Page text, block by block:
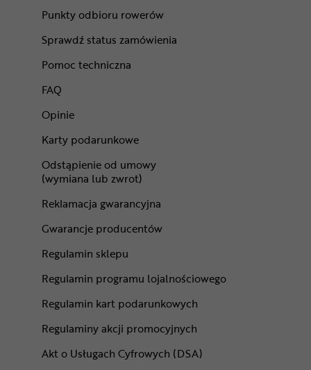
Punkty odbioru rowerów
Sprawdź status zamówienia
Pomoc techniczna
FAQ
Opinie
Karty podarunkowe
Odstąpienie od umowy
(wymiana lub zwrot)
Reklamacja gwarancyjna
Gwarancje producentów
Regulamin sklepu
Regulamin programu lojalnościowego
Regulamin kart podarunkowych
Regulaminy akcji promocyjnych
Akt o Usługach Cyfrowych (DSA)